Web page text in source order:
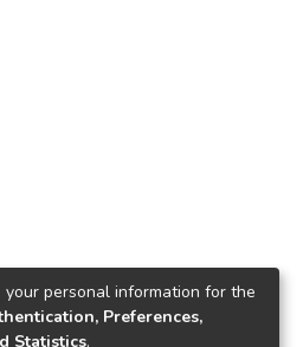
personal information for the
Preferences,
Statistics.